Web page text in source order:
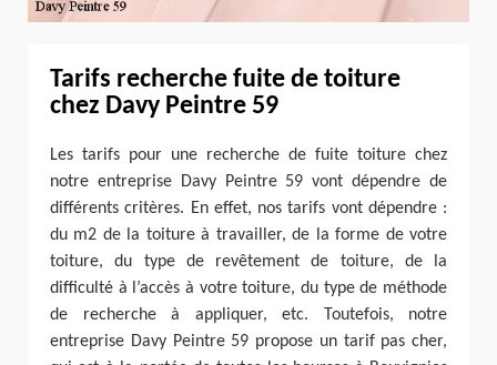
Tarifs recherche fuite de toiture
chez Davy Peintre 59
Les tarifs pour une recherche de fuite toiture chez
notre entreprise Davy Peintre 59 vont dépendre de
différents critères. En effet, nos tarifs vont dépendre :
du m2 de la toiture à travailler, de la forme de votre
toiture, du type de revêtement de toiture, de la
difficulté à l’accès à votre toiture, du type de méthode
de recherche à appliquer, etc. Toutefois, notre
entreprise Davy Peintre 59 propose un tarif pas cher,